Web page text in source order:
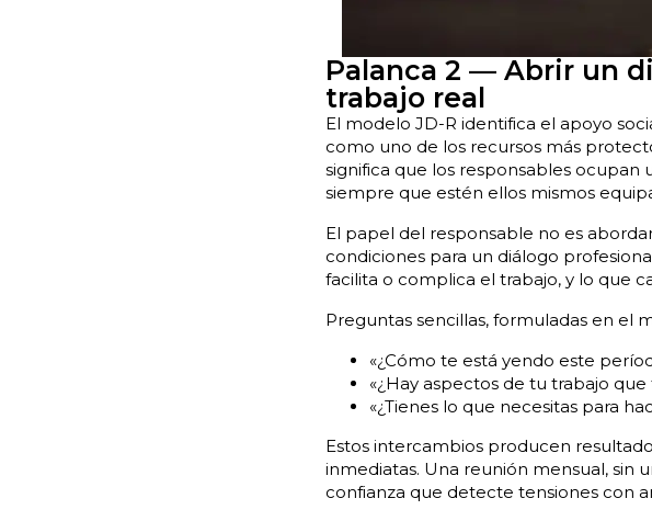
Palanca 2 — Abrir un
trabajo real
El modelo JD-R identifica el apoyo
como uno de los recursos más
significa que los responsables ocupan
siempre que estén ellos mismos
El papel del responsable no es
condiciones para un diálogo
facilita o complica el trabajo, y lo que
Preguntas sencillas, formuladas en el
«¿Cómo te está yendo este
«¿Hay aspectos de tu trabajo
«¿Tienes lo que necesitas para
Estos intercambios producen
inmediatas. Una reunión mensual, sin
confianza que detecte tensiones con